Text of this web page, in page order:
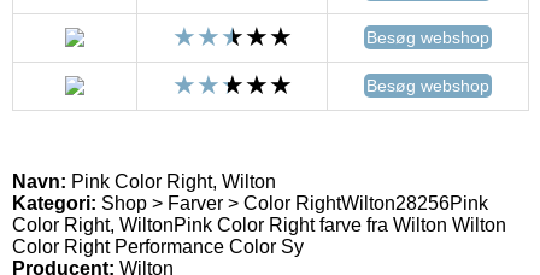
Besøg webshop
Besøg webshop
Navn: Pink Color Right, Wilton
Kategori: Shop > Farver > Color RightWilton28256Pink
Color Right, WiltonPink Color Right farve fra Wilton Wilton
Color Right Performance Color Sy
Producent: Wilton